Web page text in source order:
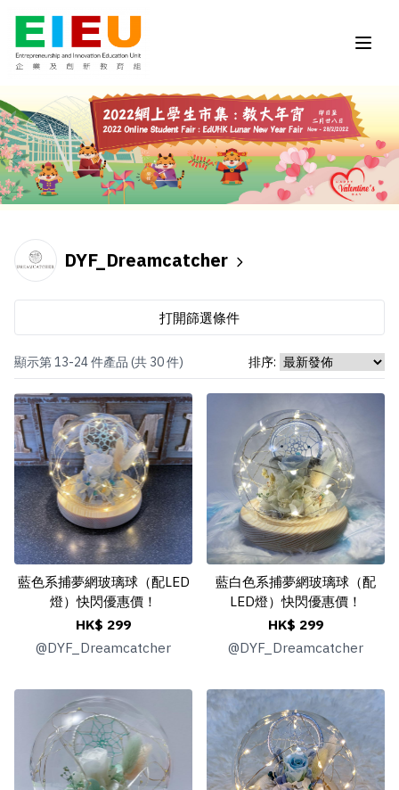
DYF_Dreamcatcher
打開篩選條件
顯示第 13-24 件產品 (共 30 件) 排序:
藍色系捕夢網玻璃球（配LED
燈）快閃優惠價！
HK$ 299
@DYF_Dreamcatcher
藍白色系捕夢網玻璃球（配
LED燈）快閃優惠價！
HK$ 299
@DYF_Dreamcatcher